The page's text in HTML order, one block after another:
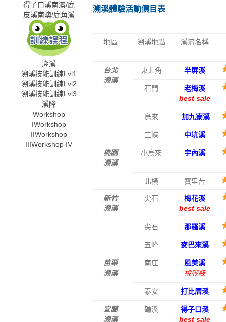
得子口溪南澳/鹿
皮溪南澳/鹿角溪
溯溪
溯溪技能訓練Lvl1
溯溪技能訓練Lvl2
溯溪技能訓練Lvl3
溪降
Workshop
IWorkshop
IIWorkshop
IIIWorkshop IV
溯溪體驗活動價目表
地區 溯溪地點 溪流名稱
台北
溯溪
東北角 半屏溪
石門
老梅溪
best sale
烏來 加九寮溪
三峽 中坑溪
桃園
溯溪
小烏來 宇內溪
北橫 寶里苦
新竹
溯溪
尖石
梅花溪
best sale
尖石 那羅溪
五峰 麥巴來溪
苗栗
溯溪
南庄
風美溪
挑戰級
泰安 打比厝溪
宜蘭
溯溪
礁溪
得子口溪
best sale